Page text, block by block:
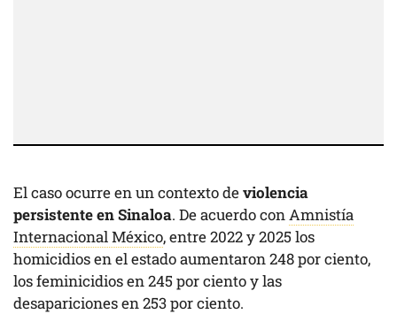
El caso ocurre en un contexto deviolencia
persistente en Sinaloa. De acuerdo con Amnistía
Internacional México, entre 2022 y 2025 los
homicidios en el estado aumentaron 248 por ciento,
los feminicidios en 245 por ciento y las
desapariciones en 253 por ciento.